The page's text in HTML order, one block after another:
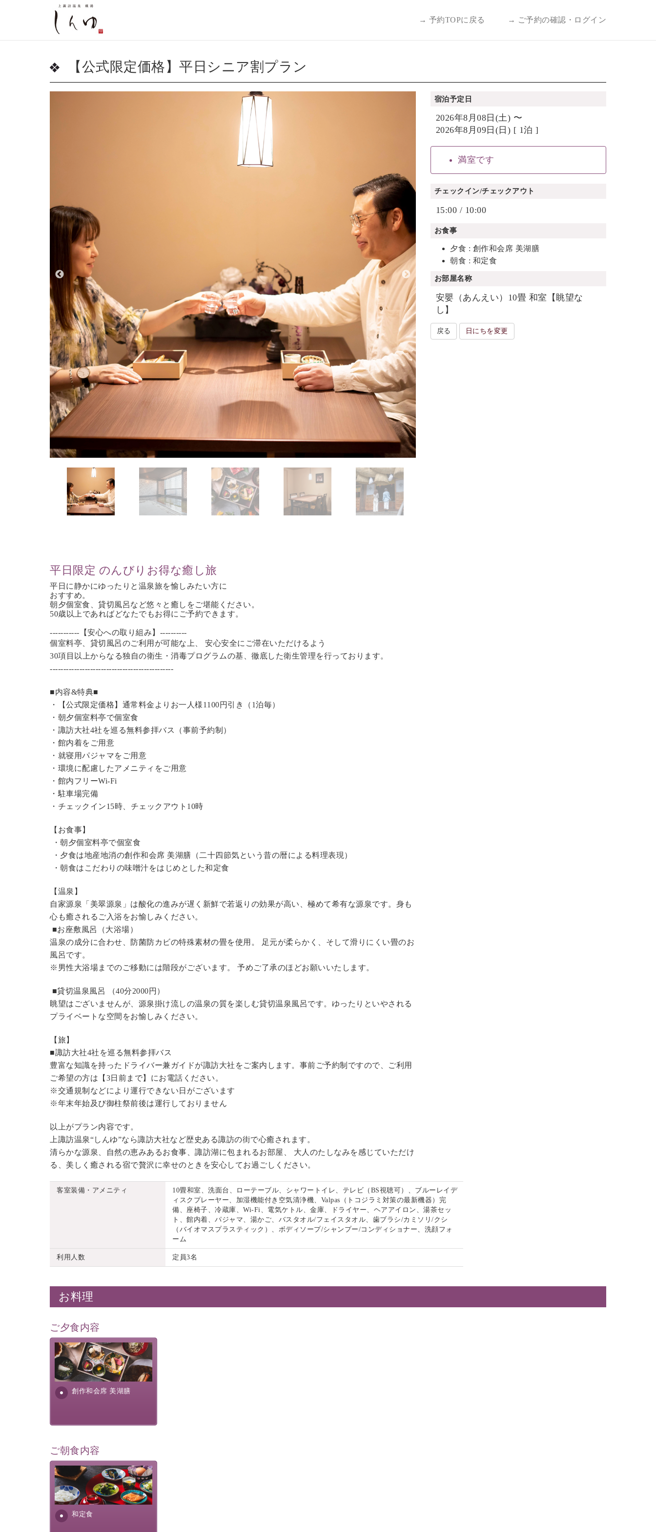
→ 予約TOPに戻る → ご予約の確認・ログイン
【公式限定価格】平日シニア割プラン
平日限定 のんびりお得な癒し旅
平日に静かにゆったりと温泉旅を愉しみたい方に
おすすめ。
朝夕個室食、貸切風呂など悠々と癒しをご堪能ください。
50歳以上であればどなたでもお得にご予約できます。
-----------【安心への取り組み】----------
個室料亭、貸切風呂のご利用が可能な上、 安心安全にご滞在いただけるよう
30項目以上からなる独自の衛生・消毒プログラムの基、徹底した衛生管理を行っております。
----------------------------------------------
■内容&特典■
・【公式限定価格】 通常料金よりお一人様1100円引き（1泊毎）
・朝夕個室料亭で個室食
・諏訪大社4社を巡る無料参拝バス（事前予約制）
・館内着をご用意
・就寝用パジャマをご用意
・環境に配慮したアメニティをご用意
・館内フリーWi-Fi
・駐車場完備
・チェックイン15時、チェックアウト10時
【お食事】
・朝夕個室料亭で個室食
・夕食は地産地消の創作和会席 美湖膳（二十四節気という昔の暦による料理表現）
・朝食はこだわりの味噌汁をはじめとした和定食
【温泉】
自家源泉「美翠源泉」は酸化の進みが遅く新鮮で若返りの効果が高い、極めて希有な源泉です。身も
心も癒されるご入浴をお愉しみください。
■お座敷風呂（大浴場）
温泉の成分に合わせ、防菌防カビの特殊素材の畳を使用。 足元が柔らかく、そして滑りにくい畳のお
風呂です。
※男性大浴場までのご移動には階段がございます。 予めご了承のほどお願いいたします。
■貸切温泉風呂 （40分2000円）
眺望はございませんが、源泉掛け流しの温泉の質を楽しむ貸切温泉風呂です。ゆったりといやされる
プライベートな空間をお愉しみください。
【旅】
■諏訪大社4社を巡る無料参拝バス
豊富な知識を持ったドライバー兼ガイドが諏訪大社をご案内します。 事前ご予約制ですので、ご利用
ご希望の方は【3日前まで】にお電話ください。
※交通規制などにより運行できない日がございます
※年末年始及び御柱祭前後は運行しておりません
以上がプラン内容です。
上諏訪温泉“しんゆ”なら諏訪大社など歴史ある諏訪の街で心癒されます。
清らかな源泉、自然の恵みあるお食事、諏訪湖に包まれるお部屋、 大人のたしなみを感じていただけ
る、美しく癒される宿で贅沢に幸せのときを安心してお過ごしください。
宿泊予定日
2026年8月08日(土) 〜
2026年8月09日(日) [ 1泊 ]
満室です
チェックイン/チェックアウト
15:00 / 10:00
お食事
夕食 : 創作和会席 美湖膳
朝食 : 和定食
お部屋名称
安嬰（あんえい）10畳 和室【眺望な
し】
戻る 日にちを変更
客室装備・アメニティ
10畳和室、洗面台、ローテーブル、シャワートイレ、テレビ（BS視聴可）、ブルーレイデ
ィスクプレーヤー、加湿機能付き空気清浄機、Valpas（トコジラミ対策の最新機器）完
備、座椅子、冷蔵庫、Wi-Fi、電気ケトル、金庫、ドライヤー、ヘアアイロン、湯茶セッ
ト、館内着、パジャマ、湯かご、バスタオル/フェイスタオル、歯ブラシ/カミソリ/クシ
（バイオマスプラスティック）、ボディソープ/シャンプー/コンディショナー、洗顔フォ
ーム
利用人数 定員3名
お料理
ご夕食内容
創作和会席 美湖膳
美湖膳とは諏訪の地で特別を
提供する為に料理長・神原 裕
明が考え出した創作和会席で
す。美しい諏訪湖の幸...
ご朝食内容
和定食
さっぱりとした和食膳に使わ
れる食材は、諏訪の名産品を
ふんだんに取り入れ、安心・
安全を心掛けた長野県産...